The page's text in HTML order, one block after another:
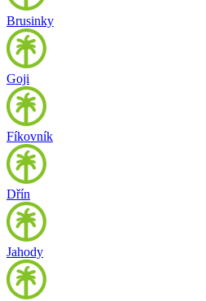
Brusinky
Goji
Fíkovník
Dřín
Jahody